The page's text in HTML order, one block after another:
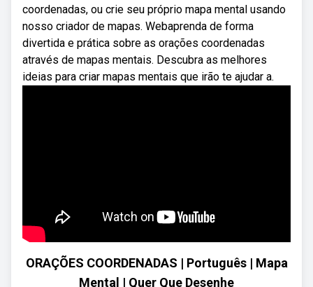
coordenadas, ou crie seu próprio mapa mental usando
nosso criador de mapas. Webaprenda de forma
divertida e prática sobre as orações coordenadas
através de mapas mentais. Descubra as melhores
ideias para criar mapas mentais que irão te ajudar a.
ORAÇÕES COORDENADAS | Português | Mapa
Mental | Quer Que Desenhe